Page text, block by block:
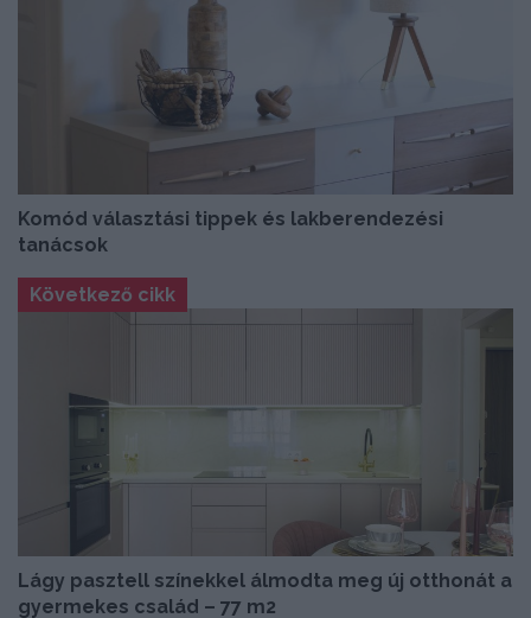
Komód választási tippek és lakberendezési
tanácsok
Következő cikk
Lágy pasztell színekkel álmodta meg új otthonát a
gyermekes család – 77 m2